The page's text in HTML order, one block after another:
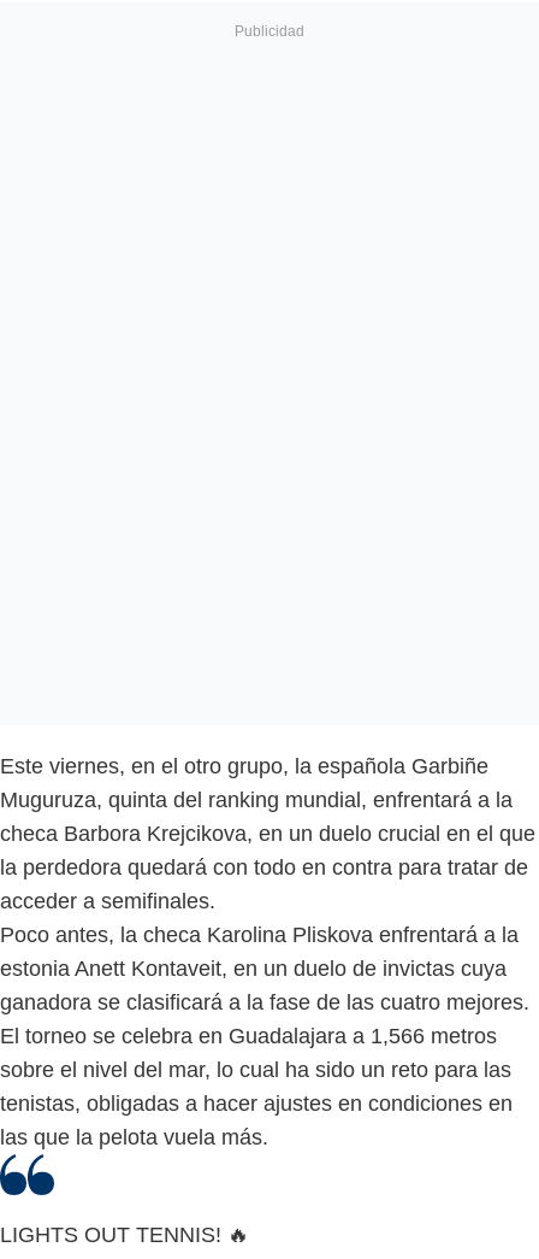
Este viernes, en el otro grupo, la española Garbiñe
Muguruza, quinta del ranking mundial, enfrentará a la
checa Barbora Krejcikova, en un duelo crucial en el que
la perdedora quedará con todo en contra para tratar de
acceder a semifinales.
Poco antes, la checa Karolina Pliskova enfrentará a la
estonia Anett Kontaveit, en un duelo de invictas cuya
ganadora se clasificará a la fase de las cuatro mejores.
El torneo se celebra en Guadalajara a 1,566 metros
sobre el nivel del mar, lo cual ha sido un reto para las
tenistas, obligadas a hacer ajustes en condiciones en
las que la pelota vuela más.
LIGHTS OUT TENNIS! 🔥